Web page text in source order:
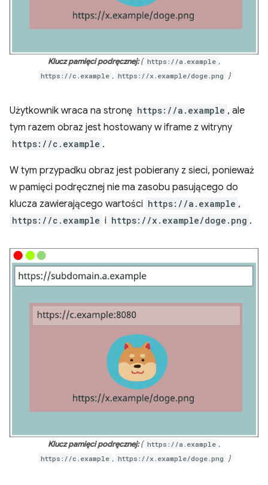
Klucz pamięci podręcznej:{ https://a.example ,
https://c.example , https://x.example/doge.png }
Użytkownik wraca na stronę https://a.example , ale
tym razem obraz jest hostowany w iframe z witryny
https://c.example .
W tym przypadku obraz jest pobierany z sieci, ponieważ
w pamięci podręcznej nie ma zasobu pasującego do
klucza zawierającego wartości https://a.example ,
https://c.example i https://x.example/doge.png .
Klucz pamięci podręcznej:{ https://a.example ,
https://c.example , https://x.example/doge.png }